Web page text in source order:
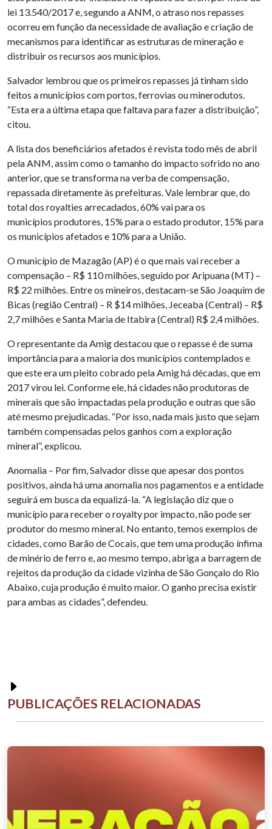
lei 13.540/2017 e, segundo a ANM, o atraso nos repasses
ocorreu em função da necessidade de avaliação e criação de
mecanismos para identificar as estruturas de mineração e
distribuir os recursos aos municípios.
Salvador lembrou que os primeiros repasses já tinham sido
feitos a municípios com portos, ferrovias ou minerodutos.
“Esta era a última etapa que faltava para fazer a distribuição”,
citou.
A lista dos beneficiários afetados é revista todo mês de abril
pela ANM, assim como o tamanho do impacto sofrido no ano
anterior, que se transforma na verba de compensação,
repassada diretamente às prefeituras. Vale lembrar que, do
total dos royalties arrecadados, 60% vai para os
municípios produtores, 15% para o estado produtor, 15% para
os municípios afetados e 10% para a União.
O município de Mazagão (AP) é o que mais vai receber a
compensação – R$ 110 milhões, seguido por Aripuana (MT) –
R$ 22 milhões. Entre os mineiros, destacam-se São Joaquim de
Bicas (região Central) – R $14 milhões, Jeceaba (Central) – R$
2,7 milhões e Santa Maria de Itabira (Central) R$ 2,4 milhões.
O representante da Amig destacou que o repasse é de suma
importância para a maioria dos municípios contemplados e
que este era um pleito cobrado pela Amig há décadas, que em
2017 virou lei. Conforme ele, há cidades não produtoras de
minerais que são impactadas pela produção e outras que são
até mesmo prejudicadas. “Por isso, nada mais justo que sejam
também compensadas pelos ganhos com a exploração
mineral”, explicou.
Anomalia – Por fim, Salvador disse que apesar dos pontos
positivos, ainda há uma anomalia nos pagamentos e a entidade
seguirá em busca da equalizá-la. “A legislação diz que o
município para receber o royalty por impacto, não pode ser
produtor do mesmo mineral. No entanto, temos exemplos de
cidades, como Barão de Cocais, que tem uma produção ínfima
de minério de ferro e, ao mesmo tempo, abriga a barragem de
rejeitos da produção da cidade vizinha de São Gonçalo do Rio
Abaixo, cuja produção é muito maior. O ganho precisa existir
para ambas as cidades”, defendeu.
PUBLICAÇÕES RELACIONADAS